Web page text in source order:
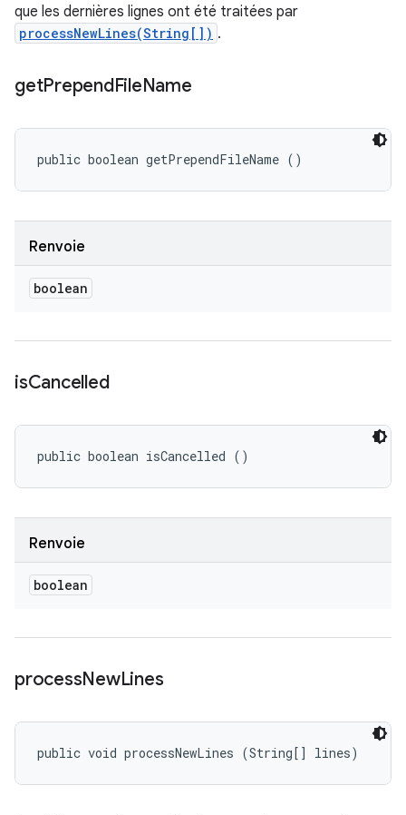
que les dernières lignes ont été traitées par
processNewLines(String[]) .
getPrependFileName
public boolean getPrependFileName ()
Renvoie
boolean
isCancelled
public boolean isCancelled ()
Renvoie
boolean
processNewLines
public void processNewLines (String[] lines)